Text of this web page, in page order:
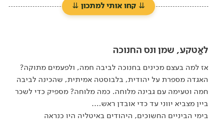
⇊ קחו אותי למתכון ⇊
לאַטקע, שמן ונס החנוכה
אז למה בעצם מכינים בחנוכה לביבה חמה, ולפעמים מתוקה?
האגדה מספרת על יהודית, בלבוסטה אמיתית, שהכינה לביבה
חמה וטעימה עם גבינה מלוחה. כמה מלוחה? מספיק כדי לשכר
ביין מצביא יווני עד כדי אובדן ראש….
בימי הביניים החשוכים, היהודים באיטליה היו כנראה